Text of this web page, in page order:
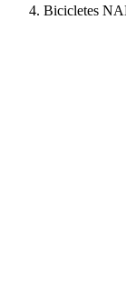
Bicicletes